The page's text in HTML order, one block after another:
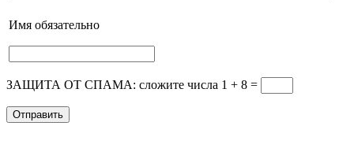
Имя обязательно
ЗАЩИТА ОТ СПАМА: сложите числа 1 + 8 =